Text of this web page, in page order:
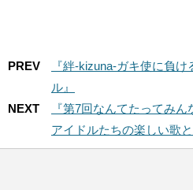
PREV
『絆-kizuna-ガキ使に負
ル』
NEXT
『第7回なんてたってみ
アイドルたちの楽しい歌